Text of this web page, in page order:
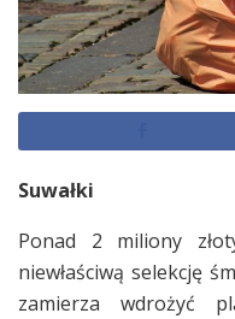
Suwałki
Ponad 2 miliony
niewłaściwą selekcję
zamierza wdrożyć